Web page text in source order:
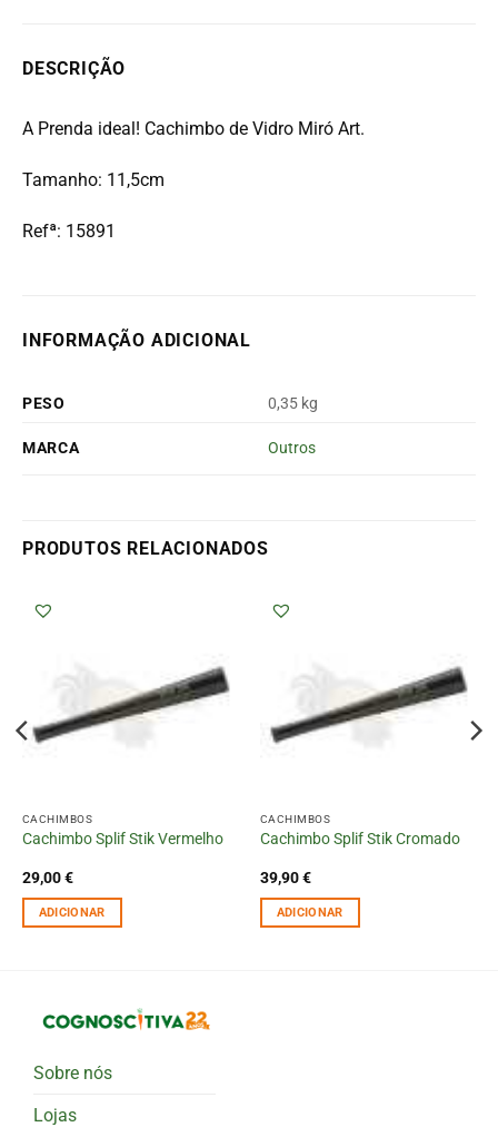
DESCRIÇÃO
A Prenda ideal! Cachimbo de Vidro Miró Art.
Tamanho: 11,5cm
Refª: 15891
INFORMAÇÃO ADICIONAL
PESO 0,35 kg
MARCA Outros
PRODUTOS RELACIONADOS
CACHIMBOS
Cachimbo Splif Stik Vermelho
29,00€
ADICIONAR
CACHIMBOS
Cachimbo Splif Stik Cromado
39,90€
ADICIONAR
Sobre nós
Lojas